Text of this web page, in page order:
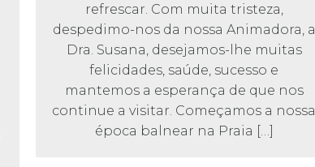
refrescar. Com muita tristeza,
despedimo-nos da nossa Animadora, a
Dra. Susana, desejamos-lhe muitas
felicidades, saúde, sucesso e
mantemos a esperança de que nos
continue a visitar. Começamos a nossa
época balnear na Praia […]